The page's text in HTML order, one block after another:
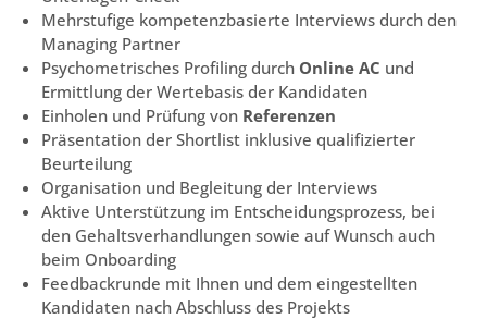
Mehrstufige kompetenzbasierte Interviews durch den
Managing Partner
Psychometrisches Profiling durch Online AC und
Ermittlung der Wertebasis der Kandidaten
Einholen und Prüfung von Referenzen
Präsentation der Shortlist inklusive qualifizierter
Beurteilung
Organisation und Begleitung der Interviews
Aktive Unterstützung im Entscheidungsprozess, bei
den Gehaltsverhandlungen sowie auf Wunsch auch
beim Onboarding
Feedbackrunde mit Ihnen und dem eingestellten
Kandidaten nach Abschluss des Projekts